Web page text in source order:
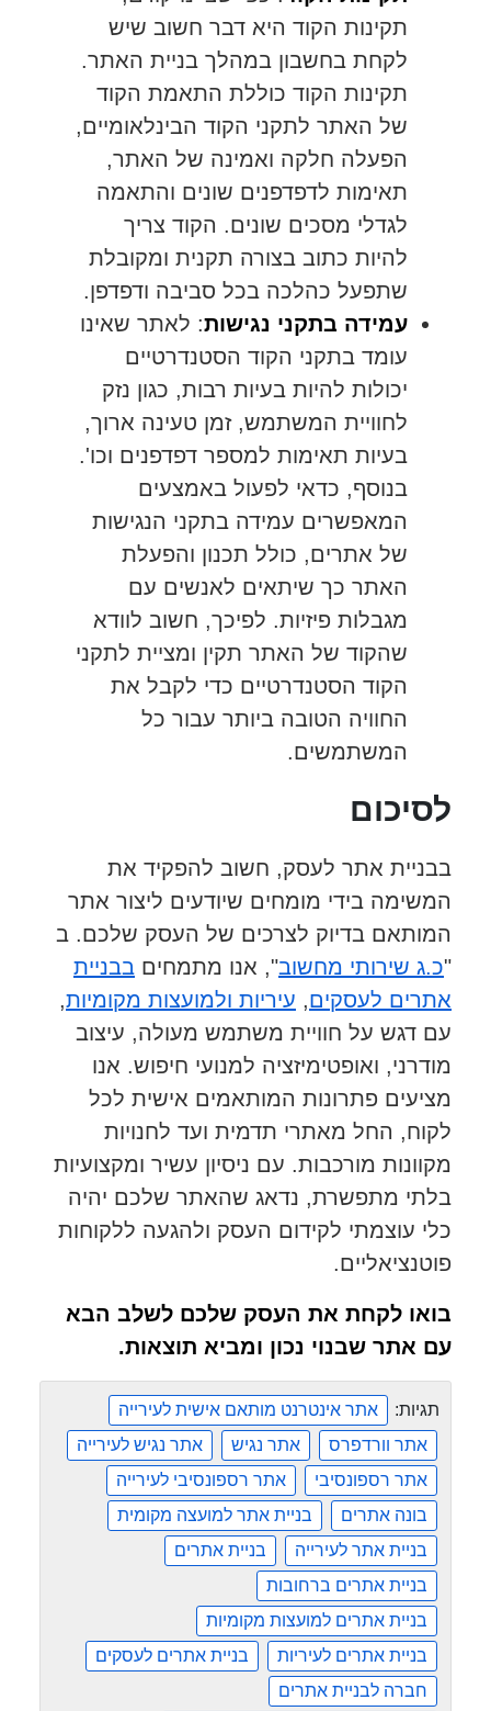
תקינות הקוד היא דבר חשוב שיש
לקחת בחשבון במהלך בניית האתר.
תקינות הקוד כוללת התאמת הקוד
של האתר לתקני הקוד הבינלאומיים,
הפעלה חלקה ואמינה של האתר,
תאימות לדפדפנים שונים והתאמה
לגדלי מסכים שונים. הקוד צריך
להיות כתוב בצורה תקנית ומקובלת
שתפעל כהלכה בכל סביבה ודפדפן.
עמידה בתקני נגישות: לאתר שאינו
עומד בתקני הקוד הסטנדרטיים
יכולות להיות בעיות רבות, כגון נזק
לחוויית המשתמש, זמן טעינה ארוך,
בעיות תאימות למספר דפדפנים וכו'.
בנוסף, כדאי לפעול באמצעים
המאפשרים עמידה בתקני הנגישות
של אתרים, כולל תכנון והפעלת
האתר כך שיתאים לאנשים עם
מגבלות פיזיות. לפיכך, חשוב לוודא
שהקוד של האתר תקין ומציית לתקני
הקוד הסטנדרטיים כדי לקבל את
החוויה הטובה ביותר עבור כל
המשתמשים.
לסיכום
בבניית אתר לעסק, חשוב להפקיד את
המשימה בידי מומחים שיודעים ליצור אתר
המותאם בדיוק לצרכים של העסק שלכם. ב
"כ.ג שירותי מחשוב", אנו מתמחים בבניית
אתרים לעסקים, עיריות ולמועצות מקומיות,
עם דגש על חוויית משתמש מעולה, עיצוב
מודרני, ואופטימיזציה למנועי חיפוש. אנו
מציעים פתרונות המותאמים אישית לכל
לקוח, החל מאתרי תדמית ועד לחנויות
מקוונות מורכבות. עם ניסיון עשיר ומקצועיות
בלתי מתפשרת, נדאג שהאתר שלכם יהיה
כלי עוצמתי לקידום העסק ולהגעה ללקוחות
פוטנציאליים.
בואו לקחת את העסק שלכם לשלב הבא
עם אתר שבנוי נכון ומביא תוצאות.
תגיות:
אתר אינטרנט מותאם אישית לעירייה
אתר וורדפרס
אתר נגיש
אתר נגיש לעירייה
אתר רספונסיבי
אתר רספונסיבי לעירייה
בונה אתרים
בניית אתר למועצה מקומית
בניית אתר לעירייה
בניית אתרים
בניית אתרים ברחובות
בניית אתרים למועצות מקומיות
בניית אתרים לעיריות
בניית אתרים לעסקים
חברה לבניית אתרים